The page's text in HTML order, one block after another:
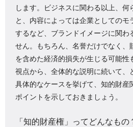
します。ビジネスに関わる以上、何
と、内容によっては企業としてのモ
するなど、ブランドイメージに関わ
せん。もちろん、名誉だけでなく、
を含めた経済的損失が生じる可能性
視点から、全体的な説明に続いて、
具体的なケースを挙げて、知的財産
ポイントを示しておきましょう。
「知的財産権」ってどんなもの